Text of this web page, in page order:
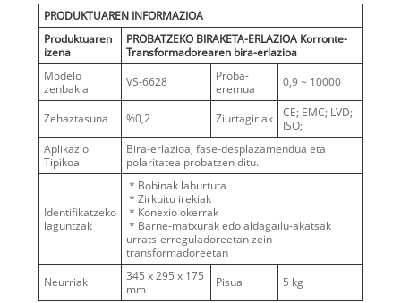
PRODUKTUAREN INFORMAZIOA
Produktuaren
izena
PROBATZEKO BIRAKETA-ERLAZIOA Korronte-
Transformadorearen bira-erlazioa
Modelo
zenbakia
VS-6628
Proba-
eremua
0,9 ~ 10000
Zehaztasuna %0,2 Ziurtagiriak
CE; EMC; LVD;
ISO;
Aplikazio
Tipikoa
Bira-erlazioa, fase-desplazamendua eta
polaritatea probatzen ditu.
Identifikatzeko
laguntzak
* Bobinak laburtuta
* Zirkuitu irekiak
* Konexio okerrak
* Barne-matxurak edo aldagailu-akatsak
urrats-erreguladoreetan zein
transformadoreetan
Neurriak
345 x 295 x 175
mm
Pisua 5 kg